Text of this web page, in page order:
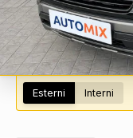
Esterni Interni